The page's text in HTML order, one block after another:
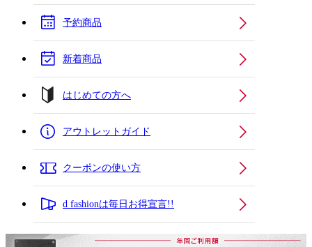
予約商品
新着商品
はじめての方へ
アウトレットガイド
クーポンの使い方
d fashionは毎日お得宣言!!